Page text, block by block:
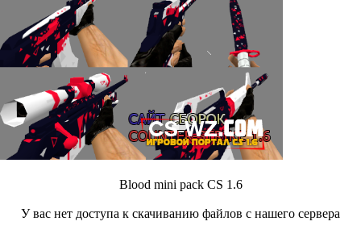
Blood mini pack CS 1.6
У вас нет доступа к скачиванию файлов с нашего сервера